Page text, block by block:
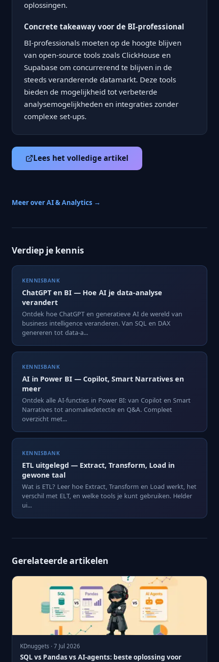
oplossingen.
Concrete takeaway voor de BI-professional
BI-professionals moeten op de hoogte blijven
van open-source tools zoals ClickHouse en
Supabase om concurrerend te blijven in de
steeds veranderende datamarkt. Deze tools
bieden de mogelijkheid tot verbeterde
analysemogelijkheden en integraties zonder
complexe set-ups.
Lees het volledige artikel
Meer over AI & Analytics →
Verdiep je kennis
KENNISBANK
ChatGPT en BI — Hoe AI je data-analyse
verandert
Ontdek hoe ChatGPT en generatieve AI de wereld van
business intelligence veranderen. Van SQL en DAX
genereren tot data-a...
KENNISBANK
AI in Power BI — Copilot, Smart Narratives en
meer
Ontdek alle AI-functies in Power BI: van Copilot en Smart
Narratives tot anomaliedetectie en Q&A. Compleet
overzicht met...
KENNISBANK
ETL uitgelegd — Extract, Transform, Load in
gewone taal
Wat is ETL? Leer hoe Extract, Transform en Load werkt, het
verschil met ELT, en welke tools je kunt gebruiken. Helder
ui...
Gerelateerde artikelen
KDnuggets · 7 Jul 2026
SQL vs Pandas vs AI-agents: beste oplossing voor